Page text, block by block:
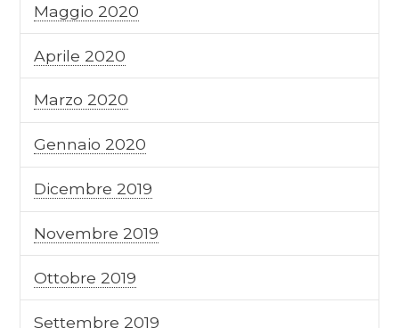
Maggio 2020
Aprile 2020
Marzo 2020
Gennaio 2020
Dicembre 2019
Novembre 2019
Ottobre 2019
Settembre 2019